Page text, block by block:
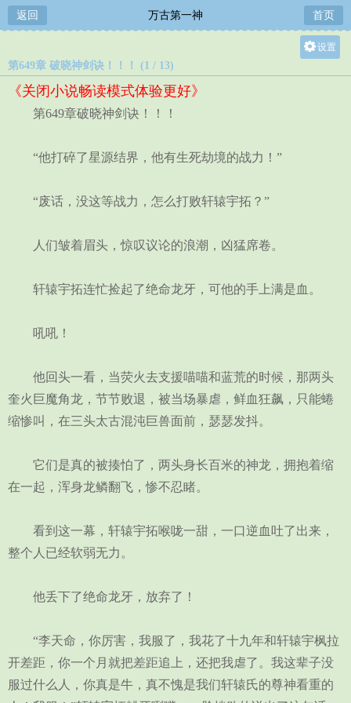
返回 万古第一神 首页
设置
第649章 破晓神剑诀！！！ (1 / 13)
《关闭小说畅读模式体验更好》
第649章破晓神剑诀！！！
“他打碎了星源结界，他有生死劫境的战力！”
“废话，没这等战力，怎么打败轩辕宇拓？”
人们皱着眉头，惊叹议论的浪潮，凶猛席卷。
轩辕宇拓连忙捡起了绝命龙牙，可他的手上满是血。
吼吼！
他回头一看，当荧火去支援喵喵和蓝荒的时候，那两头
奎火巨魔角龙，节节败退，被当场暴虐，鲜血狂飙，只能蜷
缩惨叫，在三头太古混沌巨兽面前，瑟瑟发抖。
它们是真的被揍怕了，两头身长百米的神龙，拥抱着缩
在一起，浑身龙鳞翻飞，惨不忍睹。
看到这一幕，轩辕宇拓喉咙一甜，一口逆血吐了出来，
整个人已经软弱无力。
他丢下了绝命龙牙，放弃了！
“李天命，你厉害，我服了，我花了十九年和轩辕宇枫拉
开差距，你一个月就把差距追上，还把我虐了。我这辈子没
服过什么人，你真是牛，真不愧是我们轩辕氏的尊神看重的